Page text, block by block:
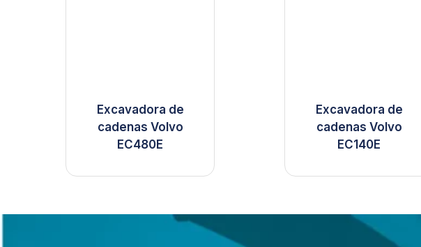
Excavadora de
cadenas Volvo
EC480E
Excavadora de
cadenas Volvo
EC140E